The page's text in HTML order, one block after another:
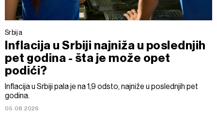
Srbija
Inflacija u Srbiji najniža u poslednjih
pet godina - šta je može opet
podići?
Inflacija u Srbiji pala je na 1,9 odsto, najniže u poslednjih pet
godina.
05.08.2026